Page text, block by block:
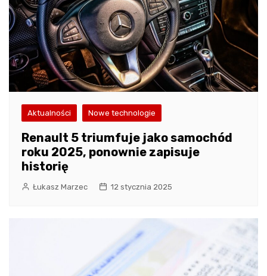
Aktualności Nowe technologie
Renault 5 triumfuje jako samochód
roku 2025, ponownie zapisuje
historię
Łukasz Marzec 12 stycznia 2025